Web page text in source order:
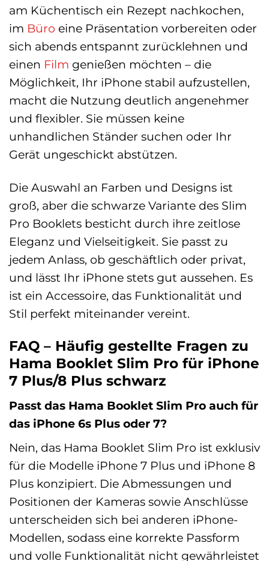
am Küchentisch ein Rezept nachkochen,
im Büro eine Präsentation vorbereiten oder
sich abends entspannt zurücklehnen und
einen Film genießen möchten – die
Möglichkeit, Ihr iPhone stabil aufzustellen,
macht die Nutzung deutlich angenehmer
und flexibler. Sie müssen keine
unhandlichen Ständer suchen oder Ihr
Gerät ungeschickt abstützen.
Die Auswahl an Farben und Designs ist
groß, aber die schwarze Variante des Slim
Pro Booklets besticht durch ihre zeitlose
Eleganz und Vielseitigkeit. Sie passt zu
jedem Anlass, ob geschäftlich oder privat,
und lässt Ihr iPhone stets gut aussehen. Es
ist ein Accessoire, das Funktionalität und
Stil perfekt miteinander vereint.
FAQ – Häufig gestellte Fragen zu
Hama Booklet Slim Pro für iPhone
7 Plus/8 Plus schwarz
Passt das Hama Booklet Slim Pro auch für
das iPhone 6s Plus oder 7?
Nein, das Hama Booklet Slim Pro ist exklusiv
für die Modelle iPhone 7 Plus und iPhone 8
Plus konzipiert. Die Abmessungen und
Positionen der Kameras sowie Anschlüsse
unterscheiden sich bei anderen iPhone-
Modellen, sodass eine korrekte Passform
und volle Funktionalität nicht gewährleistet